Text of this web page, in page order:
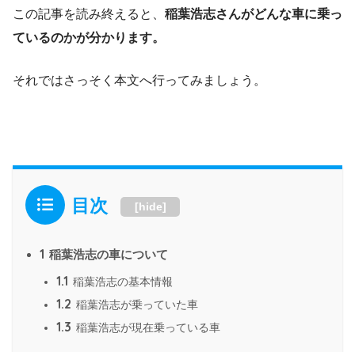
この記事を読み終えると、 稲葉浩志さんがどんな車に乗っ
ているのかが分かります。
それではさっそく本文へ行ってみましょう。
目次 [hide]
1 稲葉浩志の車について
1.1 稲葉浩志の基本情報
1.2 稲葉浩志が乗っていた車
1.3 稲葉浩志が現在乗っている車